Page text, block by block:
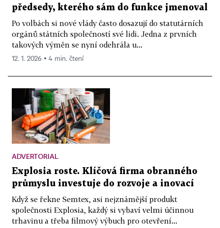
předsedy, kterého sám do funkce jmenoval
Po volbách si nové vlády často dosazují do statutárních
orgánů státních společností své lidi. Jedna z prvních
takových výměn se nyní odehrála u...
12. 1. 2026 ▪ 4 min. čtení
ADVERTORIAL
Explosia roste. Klíčová firma obranného
průmyslu investuje do rozvoje a inovací
Když se řekne Semtex, asi nejznámější produkt
společnosti Explosia, každý si vybaví velmi účinnou
trhavinu a třeba filmový výbuch pro otevření...